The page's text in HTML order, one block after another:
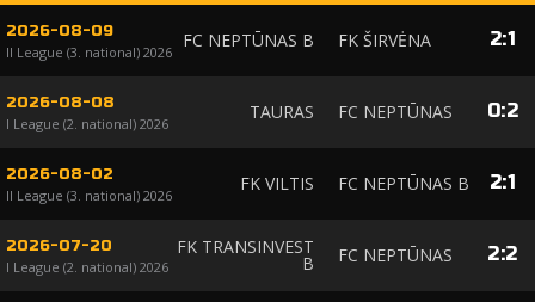
2026-08-09
II League (3. national) 2026
FC NEPTŪNAS B FK ŠIRVĖNA 2:1
2026-08-08
I League (2. national) 2026
TAURAS FC NEPTŪNAS 0:2
2026-08-02
II League (3. national) 2026
FK VILTIS FC NEPTŪNAS B 2:1
2026-07-20
I League (2. national) 2026
FK TRANSINVEST
B FC NEPTŪNAS 2:2